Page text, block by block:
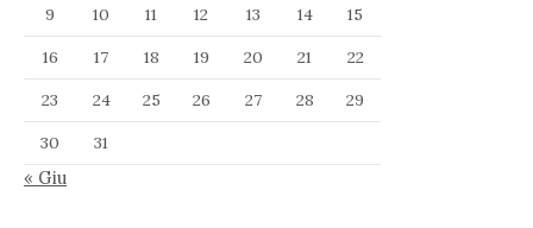
9
10 11 12 13 14
15
16
17 18 19 20 21
22
23
24 25 26 27 28
29
30
31
« Giu